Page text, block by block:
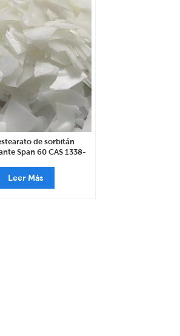
de sorbitán
Span 60 CAS 1338-
Leer Más